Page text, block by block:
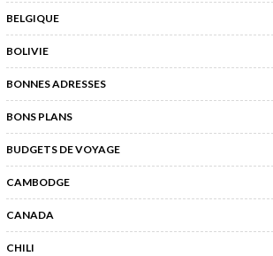
BELGIQUE
BOLIVIE
BONNES ADRESSES
BONS PLANS
BUDGETS DE VOYAGE
CAMBODGE
CANADA
CHILI